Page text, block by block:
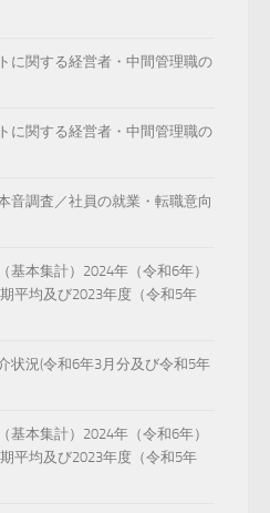
に関する経営者・中間管理職の
に関する経営者・中間管理職の
音調査／社員の就業・転職意向
基本集計）2024年（令和6年）
平均及び2023年度（令和5年
状況(令和6年3月分及び令和5年
基本集計）2024年（令和6年）
平均及び2023年度（令和5年